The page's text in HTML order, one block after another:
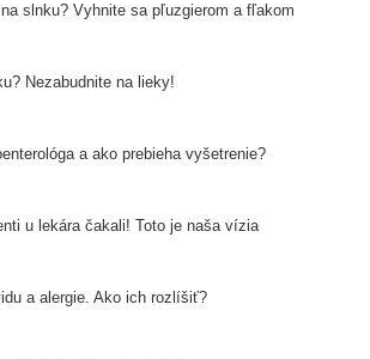
slnku? Vyhnite sa pľuzgierom a fľakom
Nezabudnite na lieky!
a ako prebieha vyšetrenie?
u lekára čakali! Toto je naša vízia
a alergie. Ako ich rozlíšiť?